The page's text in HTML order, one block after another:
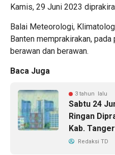
Kamis, 29 Juni 2023
Balai Meteorologi,
Banten memprakirakan,
berawan dan berawan.
Baca Juga
3 tahun lalu
Sabtu 24
Ringan
Kab.
Redaksi TD